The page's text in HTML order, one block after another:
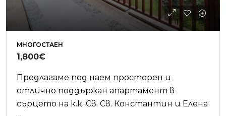
МНОГОСТАЕН
1,800€
Предлагаме под наем просторен и
отлично поддържан апартамент в
сърцето на к.к. Св. Св. Константин и Елена